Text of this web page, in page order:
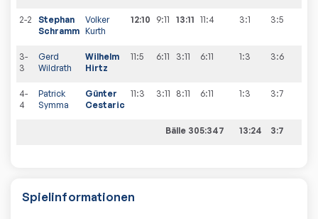
2-2
Stephan
Schramm
Volker
Kurth
12:10 9:11 13:11 11:4 3:1 3:5
3-
3
Gerd
Wildrath
Wilhelm
Hirtz
11:5 6:11 3:11 6:11 1:3 3:6
4-
4
Patrick
Symma
Günter
Cestaric
11:3 3:11 8:11 6:11 1:3 3:7
Bälle 305:347 13:24 3:7
Spielinformationen